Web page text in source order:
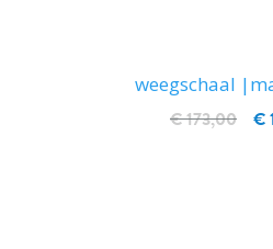
weegschaal
€
€ 173,00